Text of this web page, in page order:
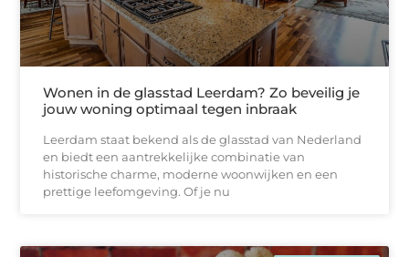
Wonen in de glasstad Leerdam? Zo beveilig je
jouw woning optimaal tegen inbraak
Leerdam staat bekend als de glasstad van Nederland
en biedt een aantrekkelijke combinatie van
historische charme, moderne woonwijken en een
prettige leefomgeving. Of je nu